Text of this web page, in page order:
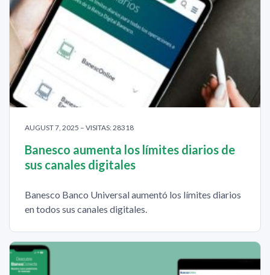
AUGUST 7, 2025 – VISITAS: 28318
Banesco aumenta los límites diarios de
sus canales digitales
Banesco Banco Universal aumentó los límites diarios
en todos sus canales digitales.